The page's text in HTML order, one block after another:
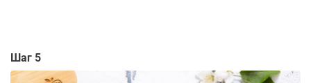
Шаг 5